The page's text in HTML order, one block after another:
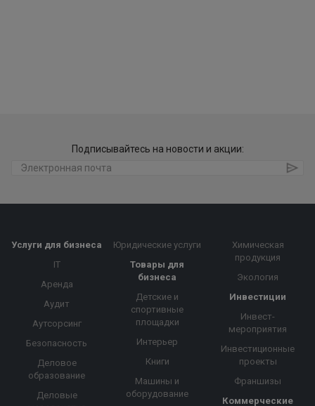
Подписывайтесь на новости и акции:
Услуги для бизнеса
IT
Аренда
Аудит
Аутсорсинг
Безопасность
Деловое
образование
Деловые
Юридические услуги
Товары для
бизнеса
Детские и
спортивные
площадки
Интерьер
Книги
Машины и
оборудование
Химическая
продукция
Экология
Инвестиции
Инвест-
мероприятия
Инвестиционные
проекты
Франшизы
Коммерческие